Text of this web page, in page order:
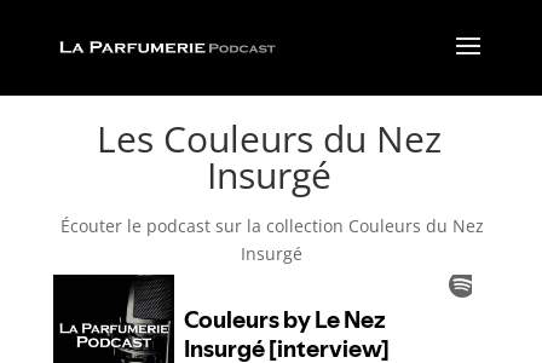
Les Couleurs du Nez
Insurgé
Écouter le podcast sur la collection Couleurs du Nez
Insurgé